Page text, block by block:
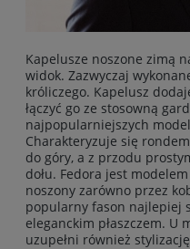
Kapelusze noszone zimą
widok. Zazwyczaj
króliczego. Kapelusz
łączyć go ze stosowną
najpopularniejszych
Charakteryzuje się
do góry, a z przodu
dołu. Fedora jest
noszony zarówno przez
popularny fason najlepiej
eleganckim płaszczem. U
uzupełni również